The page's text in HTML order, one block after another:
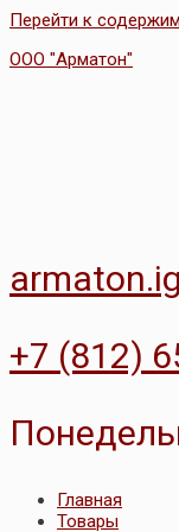
Перейти к
ООО "Арматон"
+7 (812)
Главная
Товары